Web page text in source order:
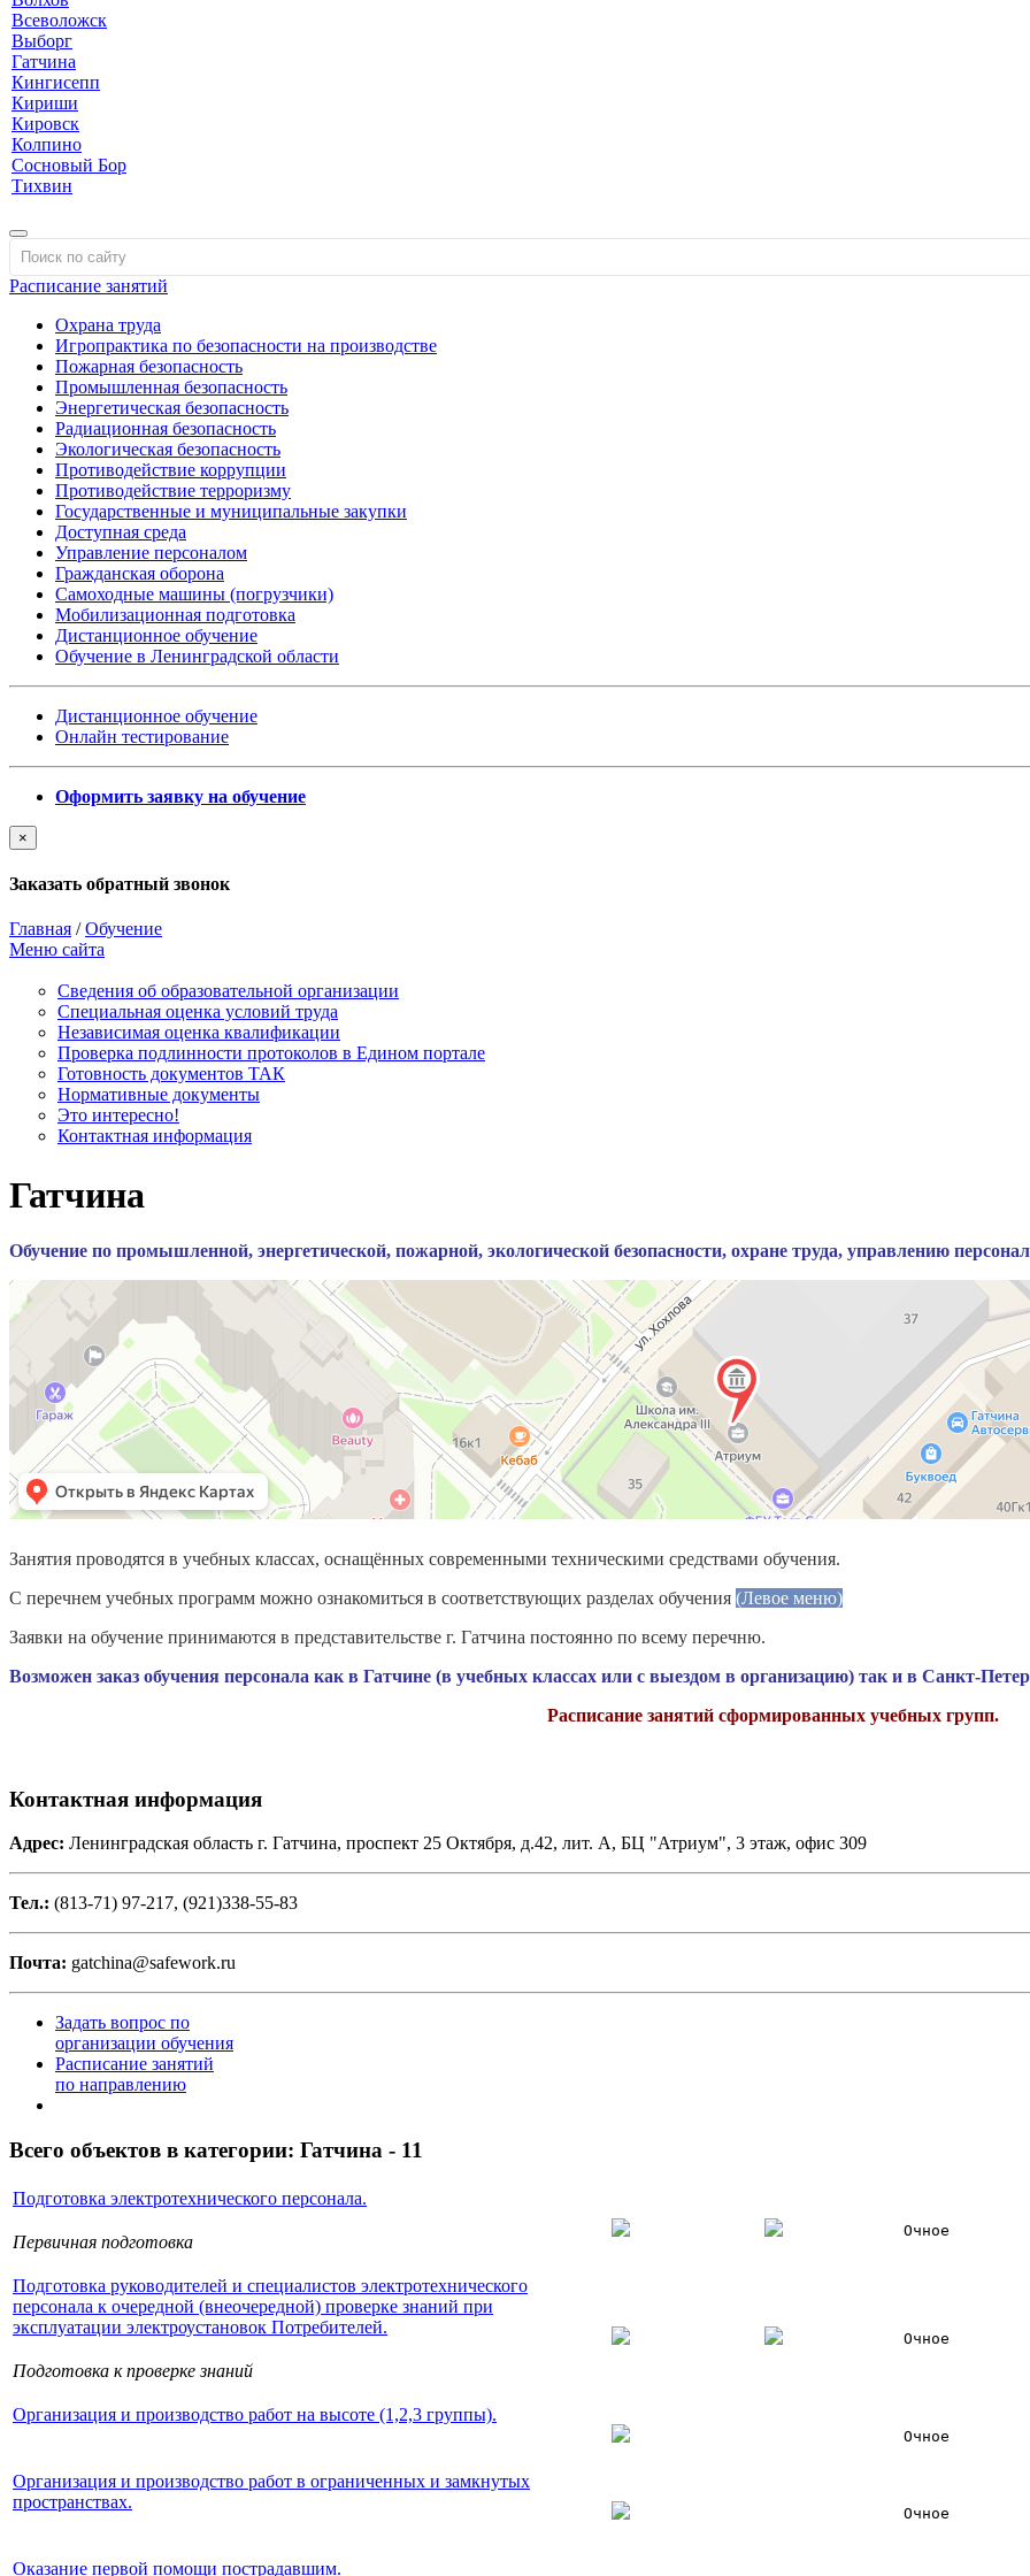
Всеволожск
Выборг
Гатчина
Кингисепп
Кириши
Кировск
Колпино
Сосновый Бор
Тихвин
Расписание занятий
Охрана труда
Игропрактика по безопасности на производстве
Пожарная безопасность
Промышленная безопасность
Энергетическая безопасность
Радиационная безопасность
Экологическая безопасность
Противодействие коррупции
Противодействие терроризму
Государственные и муниципальные закупки
Доступная среда
Управление персоналом
Гражданская оборона
Самоходные машины (погрузчики)
Мобилизационная подготовка
Дистанционное обучение
Обучение в Ленинградской области
Дистанционное обучение
Онлайн тестирование
Оформить заявку на обучение
×
Заказать обратный звонок
Главная /Обучение
Меню сайта
Сведения об образовательной организации
Cпециальная оценка условий труда
Независимая оценка квалификации
Проверка подлинности протоколов в Едином портале
Готовность документов ТАК
Нормативные документы
Это интересно!
Контактная информация
Гатчина
Обучение по промышленной, энергетической, пожарной, экологической безопасности, охране труда, управлению
Занятия проводятся в учебных классах, оснащённых современными техническими средствами обучения.
С перечнем учебных программ можно ознакомиться в соответствующих разделах обучения (Левое меню)
Заявки на обучение принимаются в представительстве г. Гатчина постоянно по всему перечню.
Возможен заказ обучения персонала как в Гатчине (в учебных классах или с выездом в организацию) так и в Санкт-
Расписание занятий сформированных учебных групп.
Контактная информация
Адрес: Ленинградская область г. Гатчина, проспект 25 Октября, д.42, лит. А, БЦ "Атриум", 3 этаж, офис 309
Тел.: (813-71) 97-217, (921)338-55-83
Почта: gatchina@safework.ru
Задать вопрос по
организации обучения
Расписание занятий
по направлению
Всего объектов в категории: Гатчина - 11
Подготовка электротехнического персонала.
Первичная подготовка
Очное
Подготовка руководителей и специалистов электротехнического
персонала к очередной (внеочередной) проверке знаний при
эксплуатации электроустановок Потребителей.
Подготовка к проверке знаний
Очное
Организация и производство работ на высоте (1,2,3 группы).
Очное
Организация и производство работ в ограниченных и замкнутых
пространствах.
Очное
Оказание первой помощи пострадавшим.